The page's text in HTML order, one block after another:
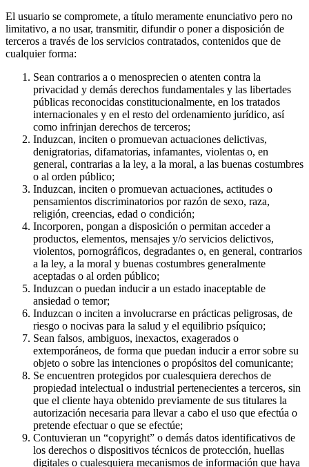
El usuario se compromete, a título meramente enunciativo pero no
limitativo, a no usar, transmitir, difundir o poner a disposición de
terceros a través de los servicios contratados, contenidos que de
cualquier forma:
Sean contrarios a o menosprecien o atenten contra la
privacidad y demás derechos fundamentales y las libertades
públicas reconocidas constitucionalmente, en los tratados
internacionales y en el resto del ordenamiento jurídico, así
como infrinjan derechos de terceros;
Induzcan, inciten o promuevan actuaciones delictivas,
denigratorias, difamatorias, infamantes, violentas o, en
general, contrarias a la ley, a la moral, a las buenas costumbres
o al orden público;
Induzcan, inciten o promuevan actuaciones, actitudes o
pensamientos discriminatorios por razón de sexo, raza,
religión, creencias, edad o condición;
Incorporen, pongan a disposición o permitan acceder a
productos, elementos, mensajes y/o servicios delictivos,
violentos, pornográficos, degradantes o, en general, contrarios
a la ley, a la moral y buenas costumbres generalmente
aceptadas o al orden público;
Induzcan o puedan inducir a un estado inaceptable de
ansiedad o temor;
Induzcan o inciten a involucrarse en prácticas peligrosas, de
riesgo o nocivas para la salud y el equilibrio psíquico;
Sean falsos, ambiguos, inexactos, exagerados o
extemporáneos, de forma que puedan inducir a error sobre su
objeto o sobre las intenciones o propósitos del comunicante;
Se encuentren protegidos por cualesquiera derechos de
propiedad intelectual o industrial pertenecientes a terceros, sin
que el cliente haya obtenido previamente de sus titulares la
autorización necesaria para llevar a cabo el uso que efectúa o
pretende efectuar o que se efectúe;
Contuvieran un “copyright” o demás datos identificativos de
los derechos o dispositivos técnicos de protección, huellas
digitales o cualesquiera mecanismos de información que haya